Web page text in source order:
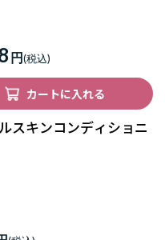
円
カートに入れる
スキンコンディショニ